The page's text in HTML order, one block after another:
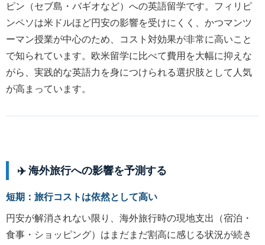
ピン（セブ島・バギオなど）への英語留学です。フィリピ
ンペソは米ドルほど円安の影響を受けにくく、かつマンツ
ーマン授業が中心のため、コスト対効果が非常に高いこと
で知られています。欧米留学に比べて費用を大幅に抑えな
がら、実践的な英語力を身につけられる選択肢として人気
が高まっています。
✈️ 海外旅行への影響を予測する
短期：旅行コストは依然として高い
円安が解消されない限り、海外旅行時の現地支出（宿泊・
食事・ショッピング）はまだまだ割高に感じる状況が続き